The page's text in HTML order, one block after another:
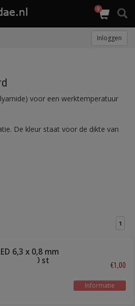
0
Inloggen
voor een werktemperatuur
De kleur staat voor de dikte van
1
6,3 x 0,8 mm
10 st
€1,00
Informatie